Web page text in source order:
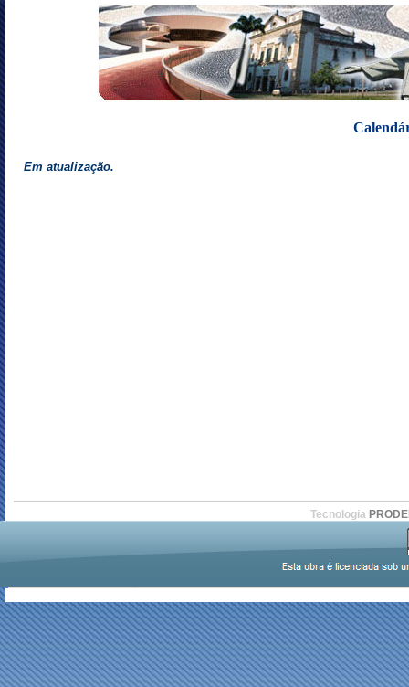
Em atualização.
Tecnologia